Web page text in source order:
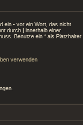
ein - vor ein Wort, das nicht
durch | innerhalb einer
Benutze ein * als Platzhalter
verwenden